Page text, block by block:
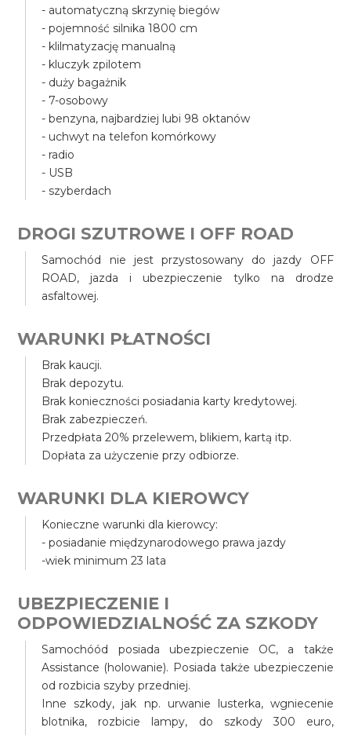
- automatyczną skrzynię biegów
- pojemność silnika 1800 cm
- klilmatyzację manualną
- kluczyk zpilotem
- duży bagażnik
- 7-osobowy
- benzyna, najbardziej lubi 98 oktanów
- uchwyt na telefon komórkowy
- radio
- USB
- szyberdach
DROGI SZUTROWE I OFF ROAD
Samochód nie jest przystosowany do jazdy OFF
ROAD, jazda i ubezpieczenie tylko na drodze
asfaltowej.
WARUNKI PŁATNOŚCI
Brak kaucji.
Brak depozytu.
Brak konieczności posiadania karty kredytowej.
Brak zabezpieczeń.
Przedpłata 20% przelewem, blikiem, kartą itp.
Dopłata za użyczenie przy odbiorze.
WARUNKI DLA KIEROWCY
Konieczne warunki dla kierowcy:
- posiadanie międzynarodowego prawa jazdy
-wiek minimum 23 lata
UBEZPIECZENIE I
ODPOWIEDZIALNOŚĆ ZA SZKODY
Samochóód posiada ubezpieczenie OC, a także
Assistance (holowanie). Posiada także ubezpieczenie
od rozbicia szyby przedniej.
Inne szkody, jak np. urwanie lusterka, wgniecenie
blotnika, rozbicie lampy, do szkody 300 euro,